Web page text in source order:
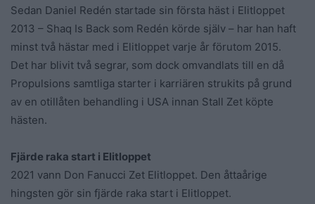
Sedan Daniel Redén startade sin första häst i Elitloppet
2013 – Shaq Is Back som Redén körde själv – har han haft
minst två hästar med i Elitloppet varje år förutom 2015.
Det har blivit två segrar, som dock omvandlats till en då
Propulsions samtliga starter i karriären strukits på grund
av en otillåten behandling i USA innan Stall Zet köpte
hästen.
Fjärde raka start i Elitloppet
2021 vann Don Fanucci Zet Elitloppet. Den åttaårige
hingsten gör sin fjärde raka start i Elitloppet.